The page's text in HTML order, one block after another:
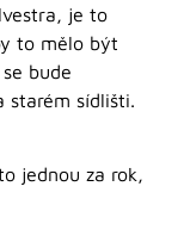
je to
to mělo být
bude
starém sídlišti.
jednou za rok,